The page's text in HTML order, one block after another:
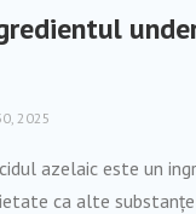
2025
azelaic este un
ca alte